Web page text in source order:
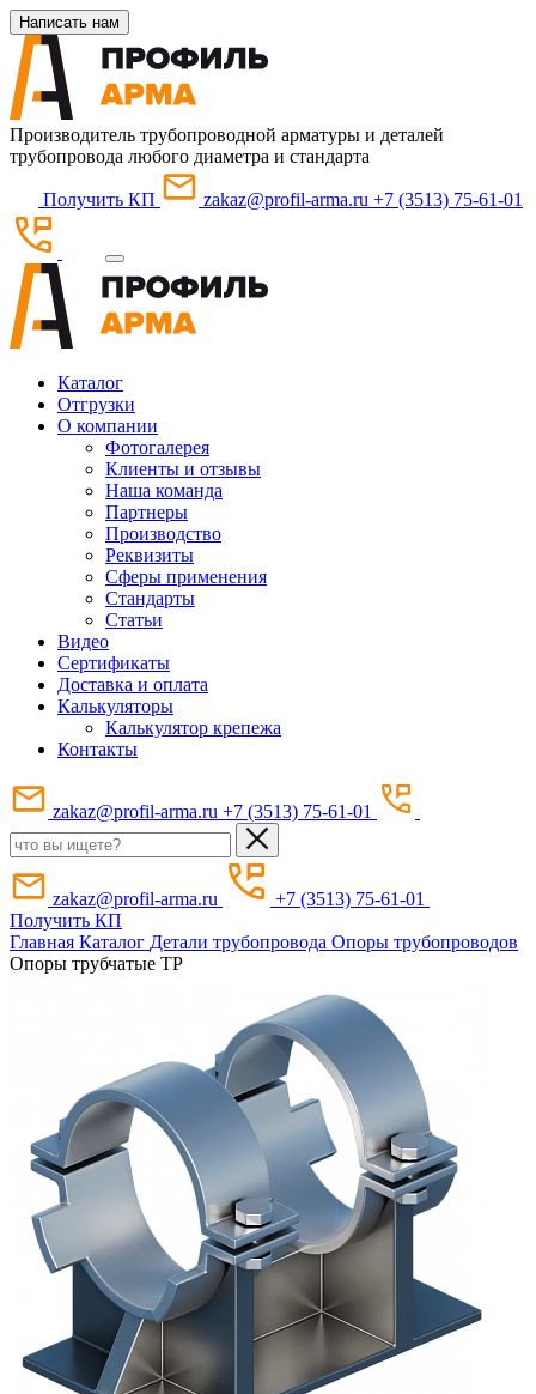
Написать нам
Производитель трубопроводной арматуры и деталей
трубопровода любого диаметра и стандарта
Получить КП zakaz@profil-arma.ru +7 (3513) 75-61-01
Каталог
Отгрузки
О компании
Фотогалерея
Клиенты и отзывы
Наша команда
Партнеры
Производство
Реквизиты
Сферы применения
Стандарты
Статьи
Видео
Сертификаты
Доставка и оплата
Калькуляторы
Калькулятор крепежа
Контакты
zakaz@profil-arma.ru +7 (3513) 75-61-01
zakaz@profil-arma.ru
+7 (3513) 75-61-01
Получить КП
Главная Каталог Детали трубопровода Опоры трубопроводов
Опоры трубчатые ТР